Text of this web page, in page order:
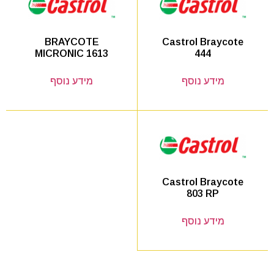
Castrol Braycote
444
מידע נוסף
BRAYCOTE
MICRONIC 1613
מידע נוסף
Castrol Braycote
803 RP
מידע נוסף